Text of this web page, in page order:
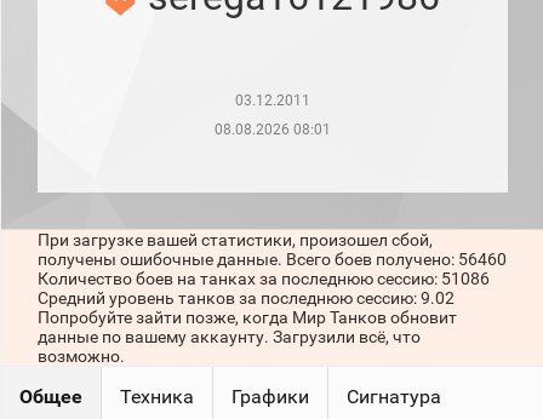
месяц)
сессии)
Кланы
Статистика
стримеров
03.12.2011
08.08.2026 08:01
При загрузке вашей статистики, произошел сбой,
получены ошибочные данные. Всего боев получено: 56460
Количество боев на танках за последнюю сессию: 51086
Средний уровень танков за последнюю сессию: 9.02
Попробуйте зайти позже, когда Мир Танков обновит
данные по вашему аккаунту. Загрузили всё, что
возможно.
Общее Техника Графики Сигнатура